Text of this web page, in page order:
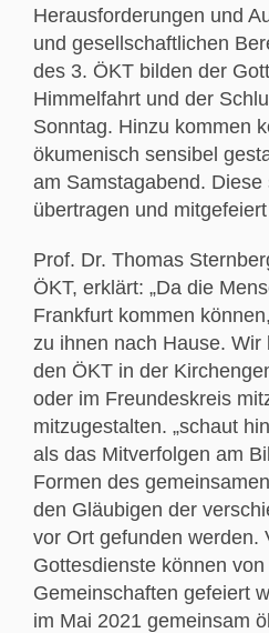
Herausforderungen und
und gesellschaftlichen
des 3. ÖKT bilden der
Himmelfahrt und der
Sonntag. Hinzu kommen
ökumenisch sensibel
am Samstagabend.
übertragen und
Prof. Dr. Thomas
ÖKT, erklärt: „Da die
Frankfurt kommen
zu ihnen nach Hause. Wir
den ÖKT in der
oder im Freundeskreis
mitzugestalten. „schaut
als das Mitverfolgen am
Formen des
den Gläubigen der
vor Ort gefunden werden.
Gottesdienste können
Gemeinschaften gefeiert
im Mai 2021 gemeinsam